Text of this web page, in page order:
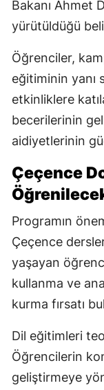
Bakanı Ahmet
yürütüldüğü
Öğrenciler,
eğitiminin yanı
etkinliklere
becerilerinin
aidiyetlerinin
Çeçence
Programın
Çeçence
yaşayan
kullanma ve
kurma fırsatı
Dil eğitimleri
Öğrencilerin
geliştirmeye